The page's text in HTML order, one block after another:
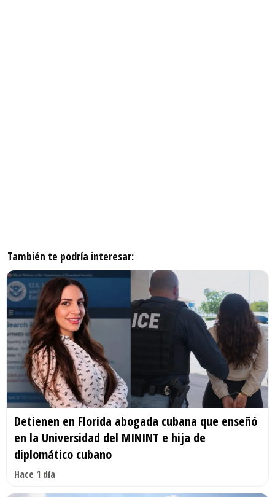
También te podría interesar:
Detienen en Florida abogada cubana que enseñó
en la Universidad del MININT e hija de
diplomático cubano
Hace 1 día